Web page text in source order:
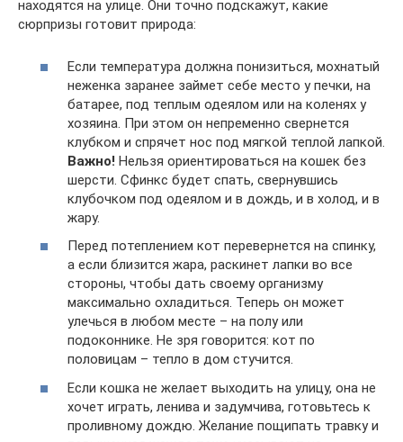
находятся на улице. Они точно подскажут, какие
сюрпризы готовит природа:
Если температура должна понизиться, мохнатый
неженка заранее займет себе место у печки, на
батарее, под теплым одеялом или на коленях у
хозяина. При этом он непременно свернется
клубком и спрячет нос под мягкой теплой лапкой.
Важно! Нельзя ориентироваться на кошек без
шерсти. Сфинкс будет спать, свернувшись
клубочком под одеялом и в дождь, и в холод, и в
жару.
Перед потеплением кот перевернется на спинку,
а если близится жара, раскинет лапки во все
стороны, чтобы дать своему организму
максимально охладиться. Теперь он может
улечься в любом месте – на полу или
подоконнике. Не зря говорится: кот по
половицам – тепло в дом стучится.
Если кошка не желает выходить на улицу, она не
хочет играть, ленива и задумчива, готовьтесь к
проливному дождю. Желание пощипать травку и